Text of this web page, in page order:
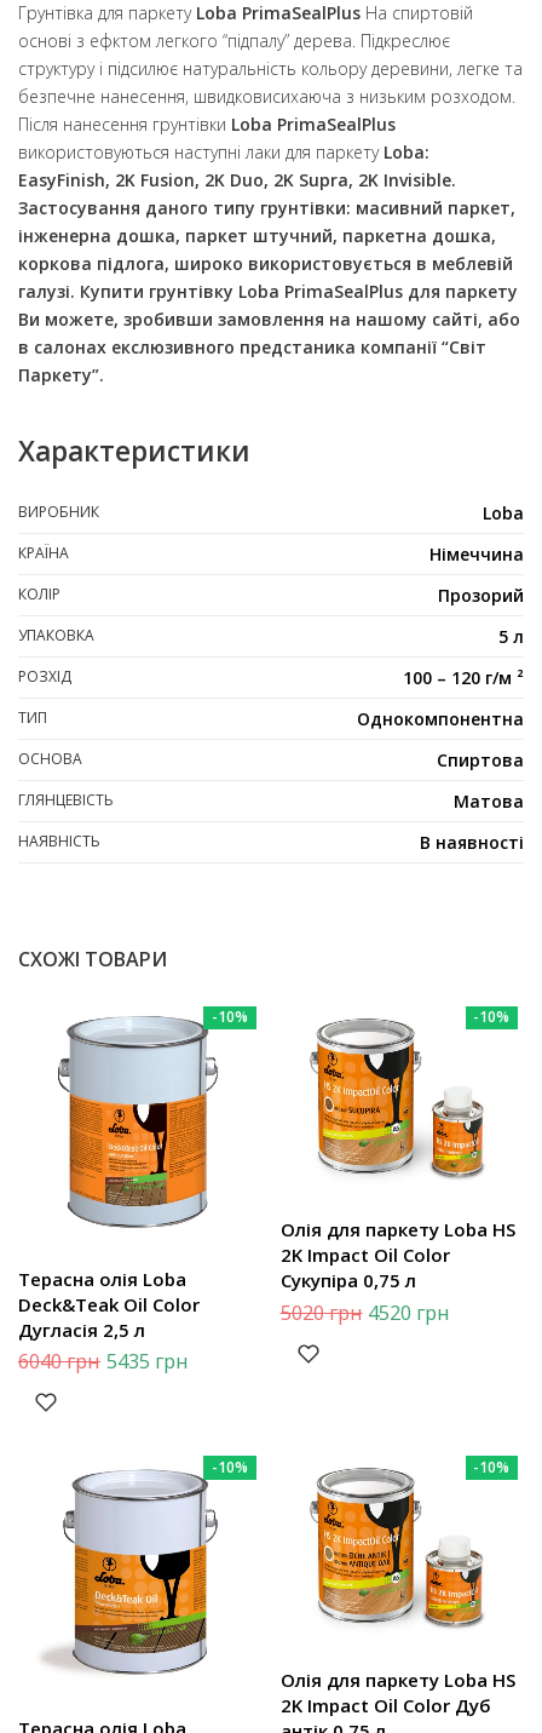
Грунтівка для паркету Loba PrimaSealPlus На спиртовій
основі з ефктом легкого “підпалу” дерева. Підкреслює
структуру і підсилює натуральність кольору деревини, легке та
безпечне нанесення, швидковисихаюча з низьким розходом.
Після нанесення грунтівки Loba PrimaSealPlus
використовуються наступні лаки для паркетуLoba:
EasyFinish, 2K Fusion, 2K Duo, 2K Supra, 2K Invisible.
Застосування даного типу грунтівки: масивний паркет,
інженерна дошка, паркет штучний, паркетна дошка,
коркова підлога, широко використовується в меблевій
галузі. Купити грунтівку Loba PrimaSealPlus для паркету
Ви можете, зробивши замовлення на нашому сайті, або
в салонах екслюзивного предстаника компанії “Світ
Паркету”.
Характеристики
ВИРОБНИК Loba
КРАЇНА Німеччина
КОЛІР Прозорий
УПАКОВКА 5 л
РОЗХІД 100 – 120 г/м ²
ТИП Однокомпонентна
ОСНОВА Спиртова
ГЛЯНЦЕВІСТЬ Матова
НАЯВНІСТЬ В наявності
СХОЖІ ТОВАРИ
-10%
Терасна олія Loba
Deck&Teak Oil Color
Дугласія 2,5 л
6040грн 5435 грн
-10%
Олія для паркету Loba HS
2K Impact Oil Color
Сукупіра 0,75 л
5020грн 4520 грн
-10% -10%
Олія для паркету Loba HS
2K Impact Oil Color Дуб